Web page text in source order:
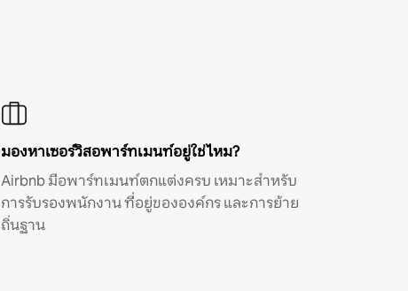
มองหาเซอร์วิสอพาร์ทเมนท์อยู่ใช่ไหม?
Airbnb มีอพาร์ทเมนท์ตกแต่งครบ เหมาะสำหรับ
การรับรองพนักงาน ที่อยู่ขององค์กร และการย้าย
ถิ่นฐาน